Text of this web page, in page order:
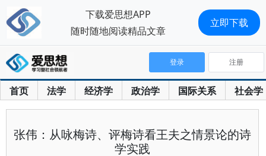
首页 法学 经济学 政治学 国际关系 社会学
登录 注册
张伟：从咏梅诗、评梅诗看王夫之情景论的诗
学实践
下载爱思想APP
随时随地阅读精品文章
立即下载